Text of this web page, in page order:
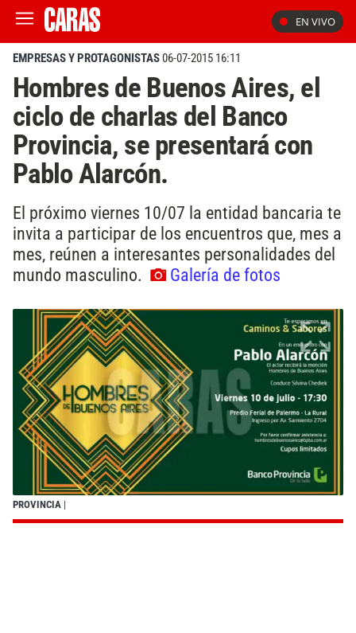
EN VIVO
EMPRESAS Y PROTAGONISTAS06-07-2015 16:11
Hombres de Buenos Aires, el
ciclo de charlas del Banco
Provincia, se presentará con
Pablo Alarcón.
El próximo viernes 10/07 la entidad bancaria te
invita a participar de los encuentros que, mes a
mes, reúnen a interesantes personalidades del
mundo masculino.
Galería de fotos
PROVINCIA |